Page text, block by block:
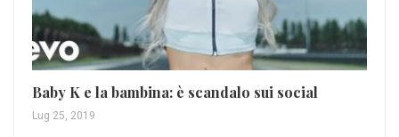
Baby K e la bambina: è scandalo sui social
Lug 25, 2019